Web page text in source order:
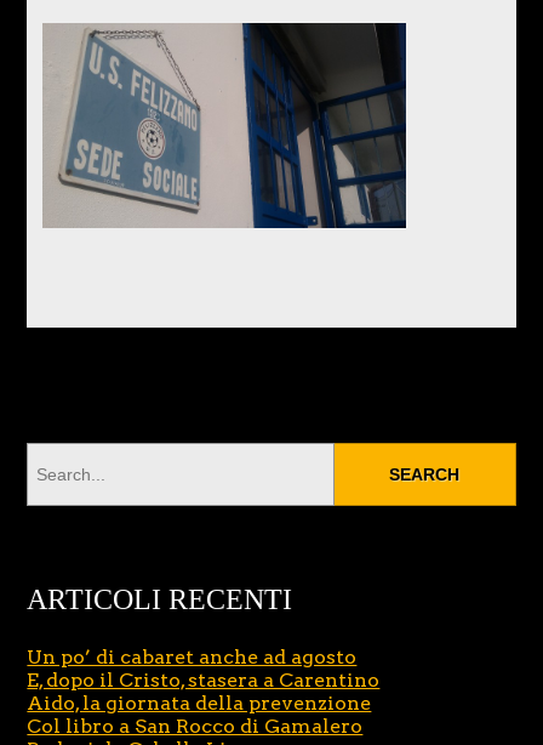
ARTICOLI RECENTI
Un po’ di cabaret anche ad agosto
E, dopo il Cristo, stasera a Carentino
Aido, la giornata della prevenzione
Col libro a San Rocco di Gamalero